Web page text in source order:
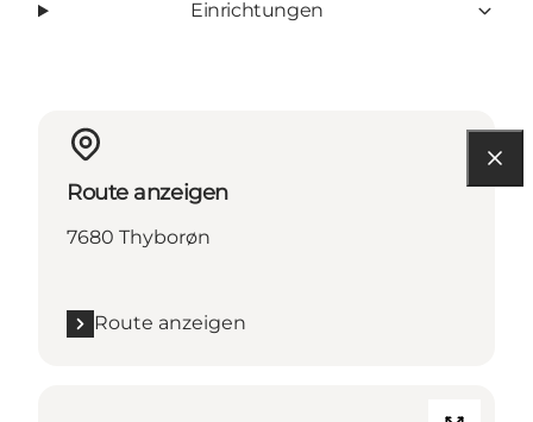
Einrichtungen
Route anzeigen
7680 Thyborøn
Route anzeigen